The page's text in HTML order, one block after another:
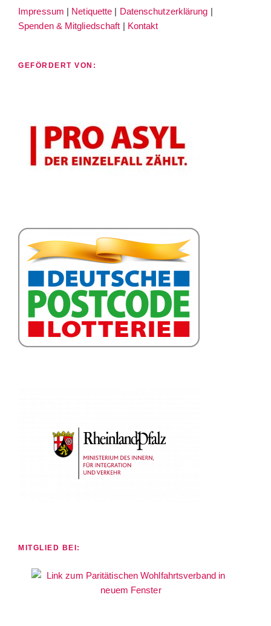
facebook
instagram
Impressum | Netiquette | Datenschutzerklärung |
Spenden & Mitgliedschaft | Kontakt
GEFÖRDERT VON:
MITGLIED BEI: